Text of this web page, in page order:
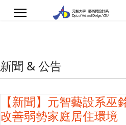
新聞 & 公告
【新聞】元智藝設系
改善弱勢家庭居住環境